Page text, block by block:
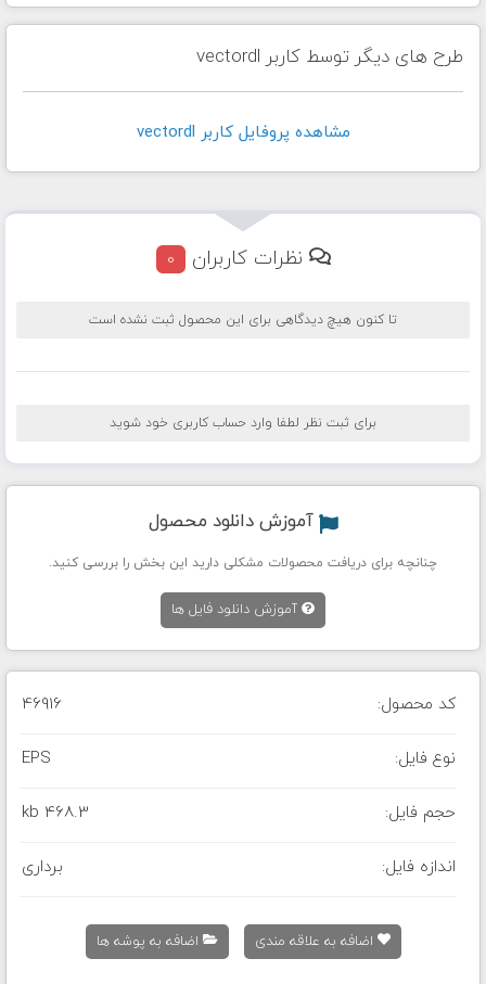
طرح های دیگر توسط کاربر vectordl
مشاهده پروفايل کاربر vectordl
نظرات کاربران 0
تا کنون هیچ دیدگاهی برای این محصول ثبت نشده است
برای ثبت نظر لطفا وارد حساب کاربری خود شوید
آموزش دانلود محصول
چنانچه برای دریافت محصولات مشکلی دارید این بخش را بررسی کنید.
آموزش دانلود فایل ها
کد محصول: 46916
نوع فایل: EPS
حجم فایل: 468.3 kb
اندازه فایل: برداری
اضافه به علاقه مندی اضافه به پوشه ها